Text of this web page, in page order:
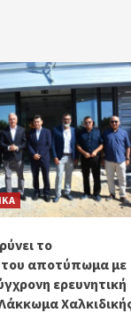
το
αποτύπωμα με
ερευνητική